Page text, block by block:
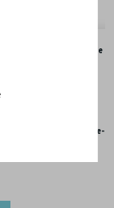
le futur de notre place
lire l'article.
dangers-datant-de-